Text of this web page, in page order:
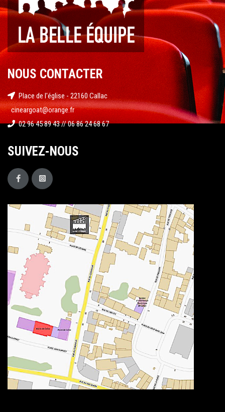
NOUS CONTACTER
Place de l'église - 22160 Callac
cineargoat@orange.fr
02 96 45 89 43 // 06 86 24 68 67
SUIVEZ-NOUS